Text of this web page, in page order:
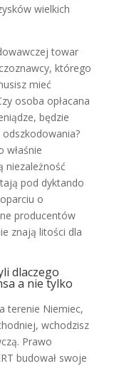
wielkich
towar
którego
mieć
osoba opłacana
będzie
właśnie
niezależność
pod dyktando
o
producentów
znają litości dla
dlaczego
a nie tylko
terenie Niemiec,
wchodzisz
Prawo
budował swoje